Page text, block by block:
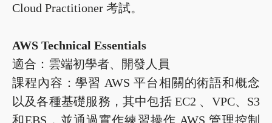
Cloud Practitioner 考試。
AWS Technical Essentials
適合：雲端初學者、開發人員
課程內容：學習 AWS 平台相關的術語和概念
以及各種基礎服務，其中包括 EC2 、VPC、S3
和EBS，並通過實作練習操作 AWS 管理控制